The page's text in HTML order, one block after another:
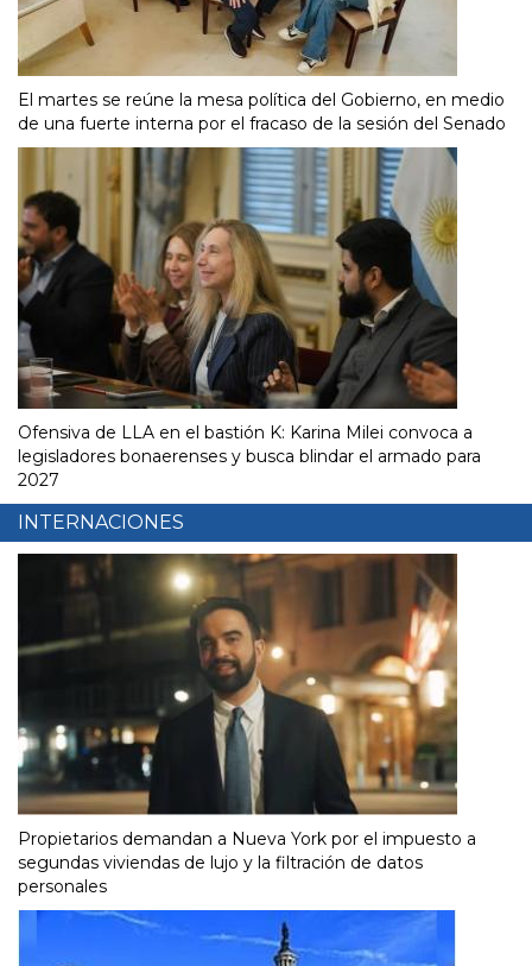
El martes se reúne la mesa política del Gobierno, en medio
de una fuerte interna por el fracaso de la sesión del Senado
Ofensiva de LLA en el bastión K: Karina Milei convoca a
legisladores bonaerenses y busca blindar el armado para
2027
INTERNACIONES
Propietarios demandan a Nueva York por el impuesto a
segundas viviendas de lujo y la filtración de datos
personales